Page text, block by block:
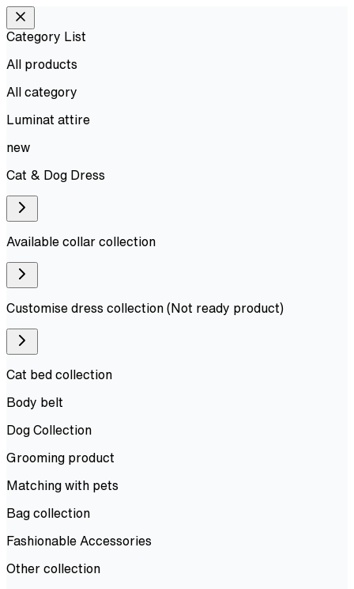
Category List
All products
All category
Luminat attire
new
Cat & Dog Dress
Available collar collection
Customise dress collection (Not ready product)
Cat bed collection
Body belt
Dog Collection
Grooming product
Matching with pets
Bag collection
Fashionable Accessories
Other collection